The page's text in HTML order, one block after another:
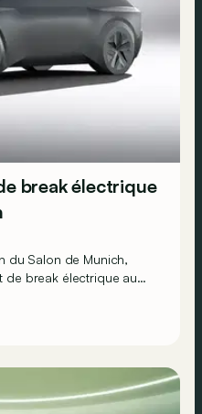
break électrique
du Salon de Munich,
de break électrique au